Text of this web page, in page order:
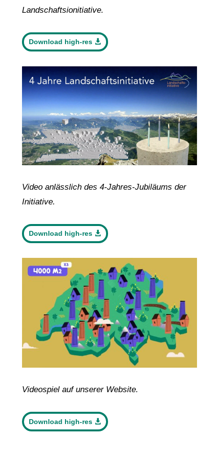
Landschaftsionitiative.
Download high-res
Video anlässlich des 4-Jahres-Jubiläums der
Initiative.
Download high-res
Videospiel auf unserer Website.
Download high-res